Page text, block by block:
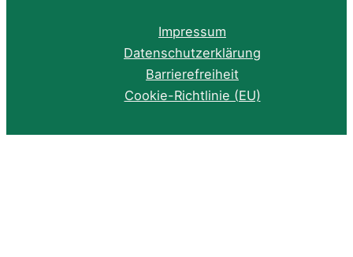
Impressum
Datenschutzerklärung
Barrierefreiheit
Cookie-Richtlinie (EU)